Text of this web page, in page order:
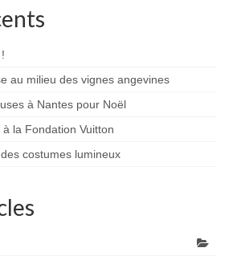
au milieu des vignes angevines
à Nantes pour Noël
la Fondation Vuitton
costumes lumineux